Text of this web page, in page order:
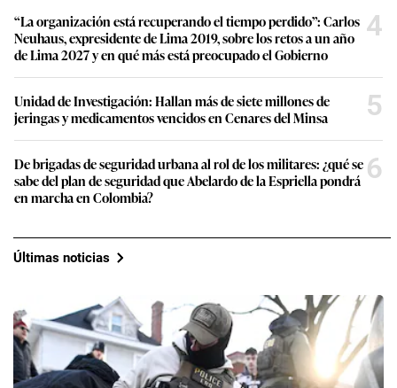
“La organización está recuperando el tiempo perdido”: Carlos
Neuhaus, expresidente de Lima 2019, sobre los retos a un año
de Lima 2027 y en qué más está preocupado el Gobierno
4
Unidad de Investigación: Hallan más de siete millones de
jeringas y medicamentos vencidos en Cenares del Minsa
5
De brigadas de seguridad urbana al rol de los militares: ¿qué se
sabe del plan de seguridad que Abelardo de la Espriella pondrá
en marcha en Colombia?
6
Últimas noticias